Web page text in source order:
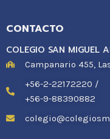
CONTACTO
COLEGIO SAN MIGUEL
Campanario 455,
+56-2-22172220 /
+56-9-88390882